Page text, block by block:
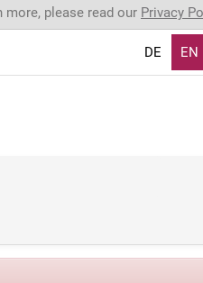
please read our Privacy
DE EN